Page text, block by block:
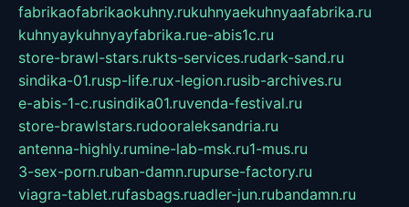
fabrikaofabrikaokuhny.rukuhnyaekuhnyaafabrika.ru
kuhnyaykuhnyayfabrika.rue-abis1c.ru
store-brawl-stars.rukts-services.rudark-sand.ru
sindika-01.rusp-life.rux-legion.rusib-archives.ru
e-abis-1-c.rusindika01.ruvenda-festival.ru
store-brawlstars.rudooraleksandria.ru
antenna-highly.rumine-lab-msk.ru1-mus.ru
3-sex-porn.ruban-damn.rupurse-factory.ru
viagra-tablet.rufasbags.ruadler-jun.rubandamn.ru